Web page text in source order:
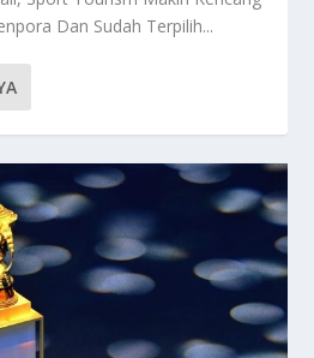
Dan Sudah Terpilih...